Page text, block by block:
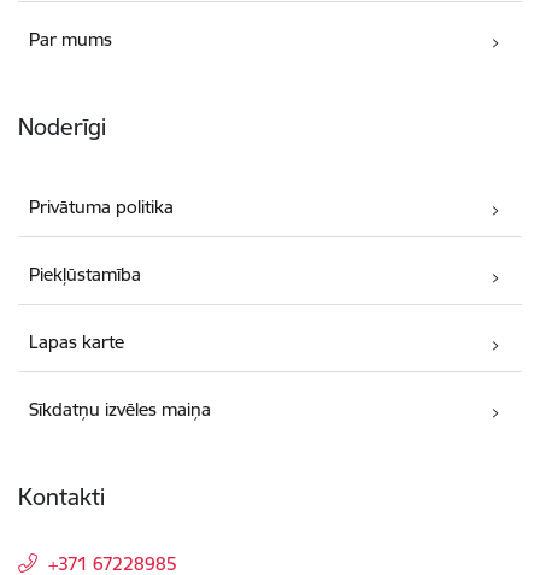
Par mums
Noderīgi
Privātuma politika
Piekļūstamība
Lapas karte
Sīkdatņu izvēles maiņa
Kontakti
+371 67228985